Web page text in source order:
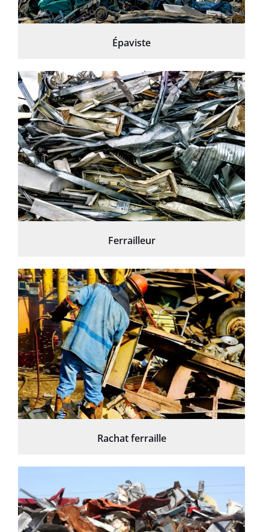
Épaviste
Ferrailleur
Rachat ferraille